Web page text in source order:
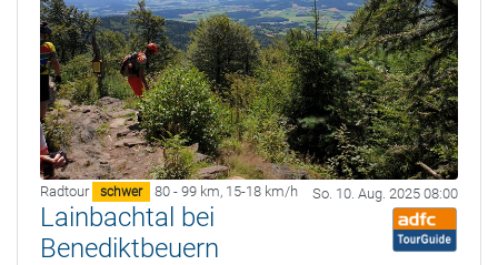
Radtour schwer 80 - 99 km, 15-18 km/h So. 10. Aug. 2025 08:00
Lainbachtal bei
Benediktbeuern